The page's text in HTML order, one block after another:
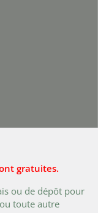
gratuites.
ou de dépôt pour
toute autre